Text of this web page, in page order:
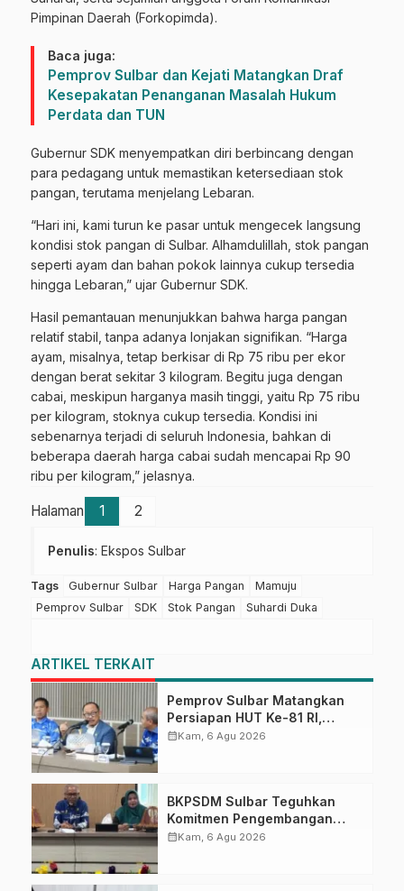
Pimpinan Daerah (Forkopimda).
Baca juga:
Pemprov Sulbar dan Kejati Matangkan Draf
Kesepakatan Penanganan Masalah Hukum
Perdata dan TUN
Gubernur SDK menyempatkan diri berbincang dengan
para pedagang untuk memastikan ketersediaan stok
pangan, terutama menjelang Lebaran.
“Hari ini, kami turun ke pasar untuk mengecek langsung
kondisi stok pangan di Sulbar. Alhamdulillah, stok pangan
seperti ayam dan bahan pokok lainnya cukup tersedia
hingga Lebaran,” ujar Gubernur SDK.
Hasil pemantauan menunjukkan bahwa harga pangan
relatif stabil, tanpa adanya lonjakan signifikan. “Harga
ayam, misalnya, tetap berkisar di Rp 75 ribu per ekor
dengan berat sekitar 3 kilogram. Begitu juga dengan
cabai, meskipun harganya masih tinggi, yaitu Rp 75 ribu
per kilogram, stoknya cukup tersedia. Kondisi ini
sebenarnya terjadi di seluruh Indonesia, bahkan di
beberapa daerah harga cabai sudah mencapai Rp 90
ribu per kilogram,” jelasnya.
Halaman 1 2
Penulis: Ekspos Sulbar
Tags Gubernur Sulbar Harga Pangan
Mamuju
Pemprov Sulbar
SDK Stok Pangan Suhardi Duka
ARTIKEL TERKAIT
Pemprov Sulbar Matangkan
Persiapan HUT Ke-81 RI,
Puncak Upacara di Lapangan
calendar_monthKam, 6 Agu 2026
BKPSDM Sulbar Teguhkan
Komitmen Pengembangan
Kompetensi ASN melalui
calendar_monthKam, 6 Agu 2026